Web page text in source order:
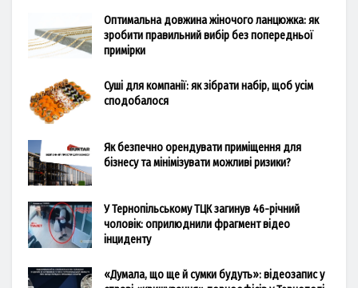
Оптимальна довжина жіночого ланцюжка: як
зробити правильний вибір без попередньої
примірки
Суші для компанії: як зібрати набір, щоб усім
сподобалося
Як безпечно орендувати приміщення для
бізнесу та мінімізувати можливі ризики?
У Тернопільському ТЦК загинув 46-річний
чоловік: оприлюднили фрагмент відео
інциденту
«Думала, що ще й сумки будуть»: відеозапис у